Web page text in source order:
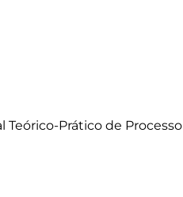
Teórico-Prático de Processo